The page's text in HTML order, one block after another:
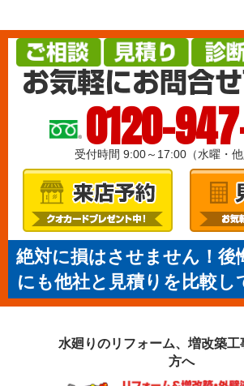
0120-
受付時間 9:00～17:00（水曜・他
絶対に損はさせません！後
にも他社と見積りを比較し
水廻りのリフォーム、増改築工
方へ